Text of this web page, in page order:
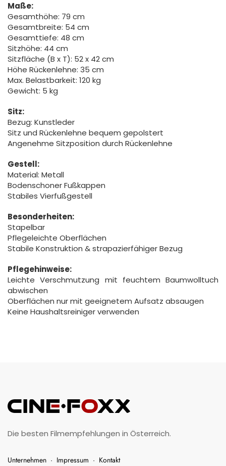
Maße:
Gesamthöhe: 79 cm
Gesamtbreite: 54 cm
Gesamttiefe: 48 cm
Sitzhöhe: 44 cm
Sitzfläche (B x T): 52 x 42 cm
Höhe Rückenlehne: 35 cm
Max. Belastbarkeit: 120 kg
Gewicht: 5 kg
Sitz:
Bezug: Kunstleder
Sitz und Rückenlehne bequem gepolstert
Angenehme Sitzposition durch Rückenlehne
Gestell:
Material: Metall
Bodenschoner Fußkappen
Stabiles Vierfußgestell
Besonderheiten:
Stapelbar
Pflegeleichte Oberflächen
Stabile Konstruktion & strapazierfähiger Bezug
Pflegehinweise:
Leichte Verschmutzung mit feuchtem Baumwolltuch
abwischen
Oberflächen nur mit geeignetem Aufsatz absaugen
Keine Haushaltsreiniger verwenden
Die besten Filmempfehlungen in Österreich.
Unternehmen · Impressum · Kontakt